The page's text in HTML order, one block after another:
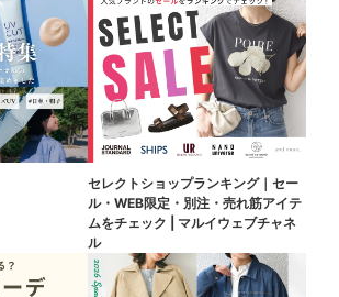
セレクトショップランキング｜セー
ル・WEB限定・別注・売れ筋アイテ
ムをチェック | マルイウェブチャネ
ル